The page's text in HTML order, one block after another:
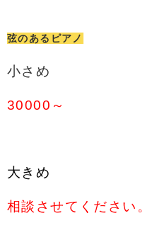
弦のあるピアノ
小さめ
30000～
大きめ
相談させてください。